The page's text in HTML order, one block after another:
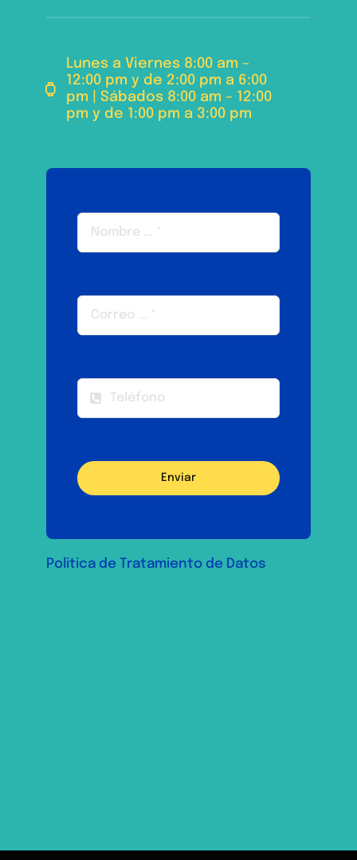
Lunes a Viernes 8:00 am –
12:00 pm y de 2:00 pm a 6:00
pm | Sábados 8:00 am – 12:00
pm y de 1:00 pm a 3:00 pm
Enviar
Politica de Tratamiento de Datos